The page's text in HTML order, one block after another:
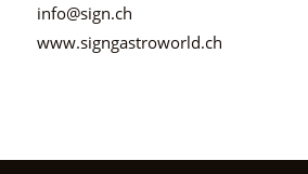
info@sign.ch
www.signgastroworld.ch